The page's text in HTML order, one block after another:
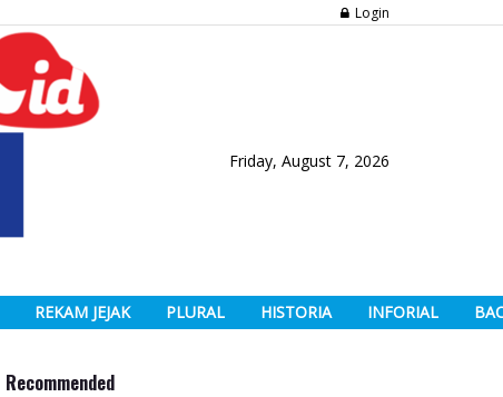
Login
Friday, August 7, 2026
REKAM JEJAK PLURAL HISTORIA INFORIAL
Recommended